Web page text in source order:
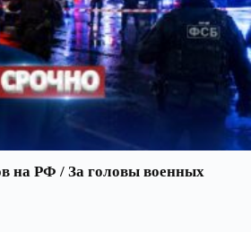
на РФ / За головы военных